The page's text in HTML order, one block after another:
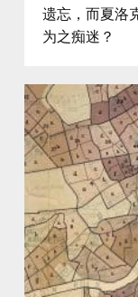
遗忘，而夏洛
为之痴迷？